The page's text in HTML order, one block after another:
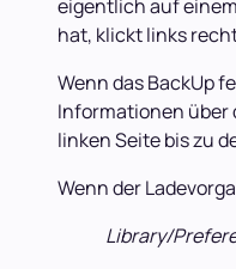
eigentlich auf
hat, klickt links
Wenn das BackUp
Informationen über
linken Seite bis zu
Wenn der
Library/